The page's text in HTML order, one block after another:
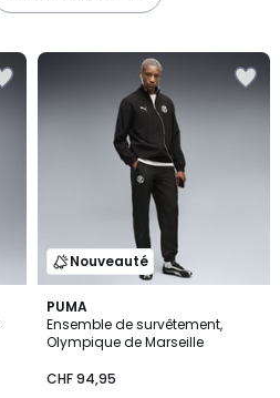
Nouveauté
PUMA
Ensemble de survêtement,
Olympique de Marseille
CHF 94,95